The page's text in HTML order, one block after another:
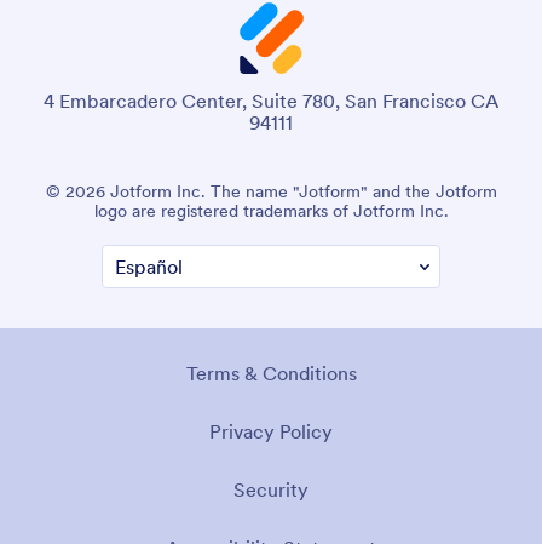
4 Embarcadero Center, Suite 780, San Francisco CA
94111
© 2026 Jotform Inc. The name "Jotform" and the Jotform
logo are registered trademarks of Jotform Inc.
Terms & Conditions
Privacy Policy
Security